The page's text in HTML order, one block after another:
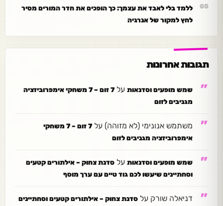
ללמד בלי לאבד את עצמך: כך הופכים את חדר המורים מסיר
לחץ למקור של אנרגיה
תגובות אחרונות
שמש מופעים וסדנאות על
7 זום – 7 משחקי אימפרוביזציה
מגניבים לזום
משתמש אנונימי (לא מזוהה) על
7 זום – 7 משחקי
אימפרוביזציה מגניבים לזום
שמש מופעים וסדנאות על סדנת צחוק – אילתורים קטעים
וסחתיינים שיעשו לכם גוד טיים עם ערך מוסף
דניאלה שורק על סדנת צחוק – אילתורים קטעים וסחתיינים